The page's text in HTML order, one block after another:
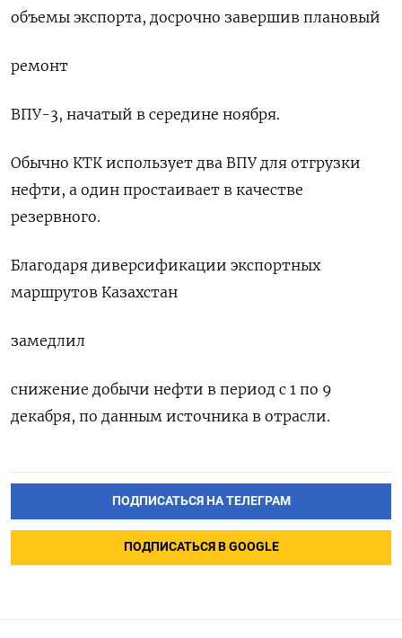
объемы экспорта, досрочно завершив плановый
ремонт
ВПУ-3, начатый в середине ноября.
Обычно КТК использует два ВПУ для отгрузки
нефти, а один простаивает в качестве
резервного.
Благодаря диверсификации экспортных
маршрутов Казахстан
замедлил
снижение добычи нефти в период с 1 по 9
декабря, по данным источника в отрасли.
ПОДПИСАТЬСЯ НА ТЕЛЕГРАМ
ПОДПИСАТЬСЯ В GOOGLE